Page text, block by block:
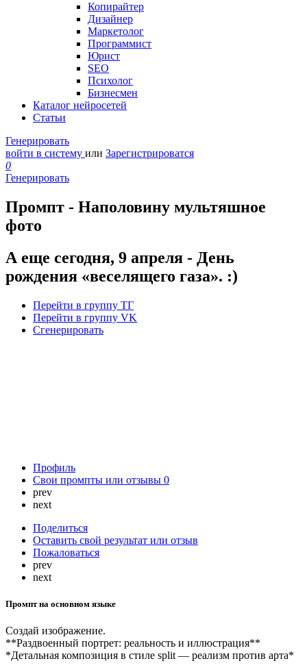
Копирайтер
Дизайнер
Маркетолог
Программист
Юрист
SEO
Психолог
Бизнесмен
Каталог нейросетей
Статьи
Генерировать
войти в систему или Зарегистрироватся
0
Генерировать
Промпт - Наполовину мультяшное
фото
А еще сегодня, 9 апреля - День
рождения «веселящего газа». :)
Перейти в группу ТГ
Перейти в группу VK
Сгенерировать
Профиль
Свои промпты или отзывы 0
prev
next
Поделиться
Оставить свой результат или отзыв
Пожаловаться
prev
next
Промпт на основном языке
Создай изображение.
**Раздвоенный портрет: реальность и иллюстрация**
*Детальная композиция в стиле split — реализм против арта*